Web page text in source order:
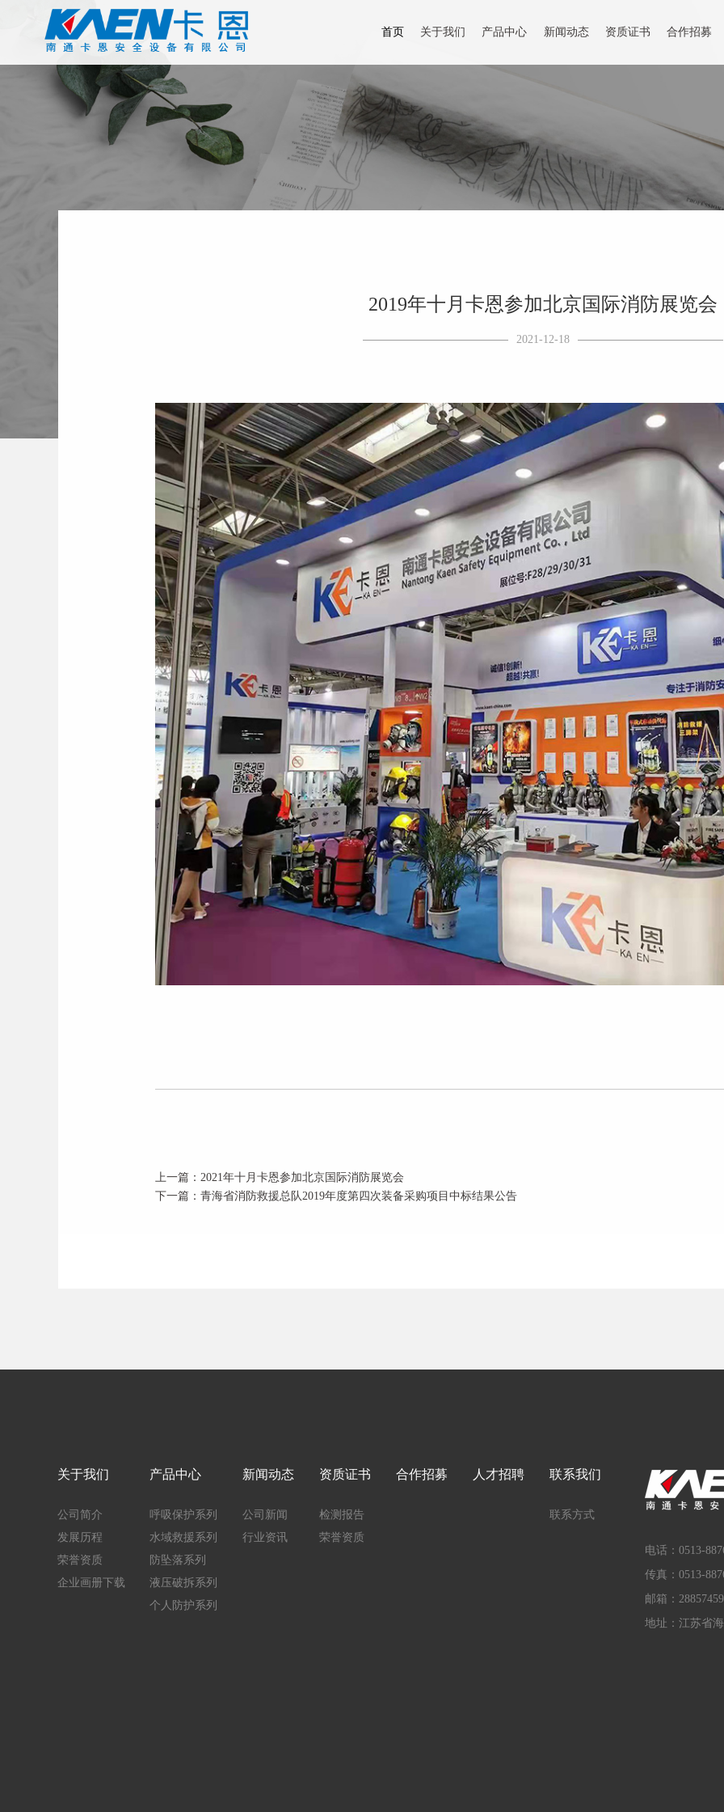
首页 关于我们 产品中心 新闻动态 资质证书 合作招募
2019年十月卡恩参加北京国际消防展览会
2021-12-18
上一篇：2021年十月卡恩参加北京国际消防展览会
下一篇：青海省消防救援总队2019年度第四次装备采购项目中标结果公告
关于我们
公司简介
发展历程
荣誉资质
企业画册下载
产品中心
呼吸保护系列
水域救援系列
防坠落系列
液压破拆系列
个人防护系列
新闻动态
公司新闻
行业资讯
资质证书
检测报告
荣誉资质
合作招募 人才招聘 联系我们
联系方式
电话：0513-
传真：0513-
邮箱：
地址：江苏省